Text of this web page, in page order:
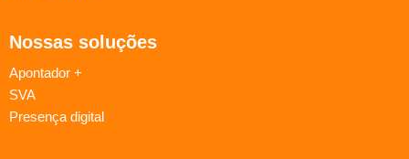
Nossas soluções
Apontador +
SVA
Presença digital